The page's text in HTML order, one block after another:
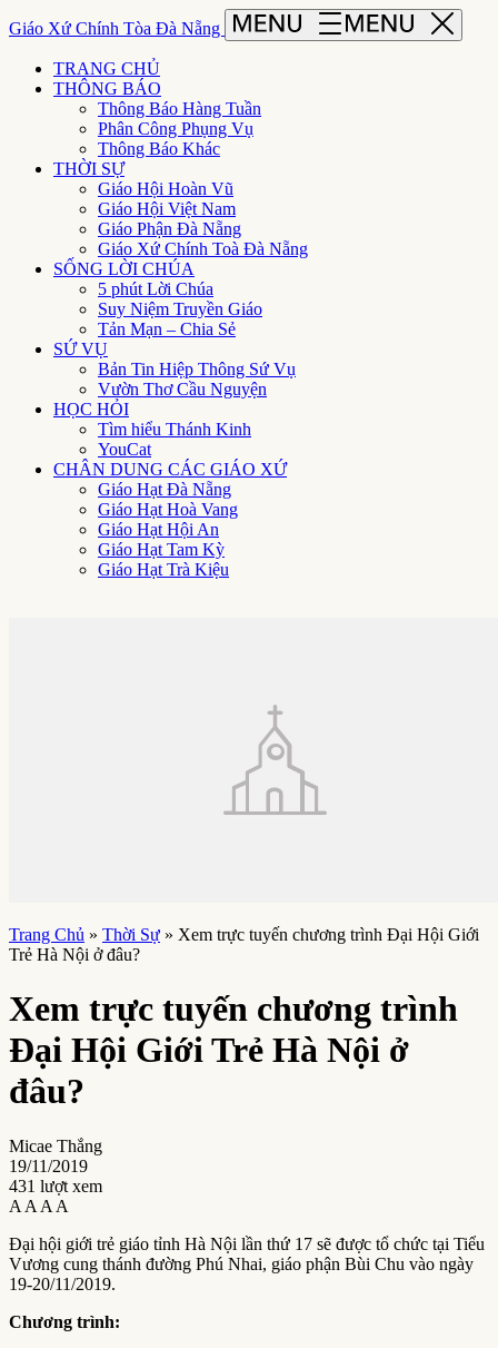
Giáo Xứ Chính Tòa Đà Nẵng
TRANG CHỦ
THÔNG BÁO
Thông Báo Hàng Tuần
Phân Công Phụng Vụ
Thông Báo Khác
THỜI SỰ
Giáo Hội Hoàn Vũ
Giáo Hội Việt Nam
Giáo Phận Đà Nẵng
Giáo Xứ Chính Toà Đà Nẵng
SỐNG LỜI CHÚA
5 phút Lời Chúa
Suy Niệm Truyền Giáo
Tản Mạn – Chia Sẻ
SỨ VỤ
Bản Tin Hiệp Thông Sứ Vụ
Vườn Thơ Cầu Nguyện
HỌC HỎI
Tìm hiểu Thánh Kinh
YouCat
CHÂN DUNG CÁC GIÁO XỨ
Giáo Hạt Đà Nẵng
Giáo Hạt Hoà Vang
Giáo Hạt Hội An
Giáo Hạt Tam Kỳ
Giáo Hạt Trà Kiệu
Trang Chủ » Thời Sự » Xem trực tuyến chương trình Đại Hội Giới
Trẻ Hà Nội ở đâu?
Xem trực tuyến chương trình
Đại Hội Giới Trẻ Hà Nội ở
đâu?
Micae Thắng
19/11/2019
431 lượt xem
A A A A
Đại hội giới trẻ giáo tỉnh Hà Nội lần thứ 17 sẽ được tổ chức tại Tiểu
Vương cung thánh đường Phú Nhai, giáo phận Bùi Chu vào ngày
19-20/11/2019.
Chương trình: